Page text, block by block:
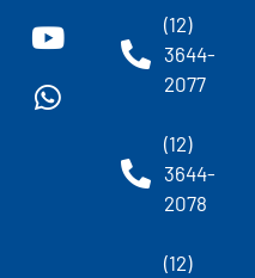
(12)
3644-
2077
(12)
3644-
2078
(12)